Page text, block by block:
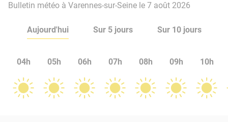
Bulletin météo à Varennes-sur-Seine le 7 août 2026
Aujourd'hui Sur 5 jours Sur 10 jours
04h 05h 06h 07h 08h 09h 10h